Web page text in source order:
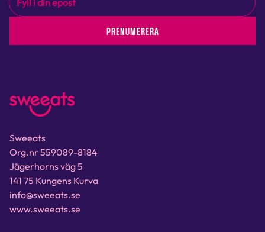
PRENUMERERA
Sweeats
Org.nr 559089-8184
Jägerhorns väg 5
141 75 Kungens Kurva
info@sweeats.se
www.sweeats.se